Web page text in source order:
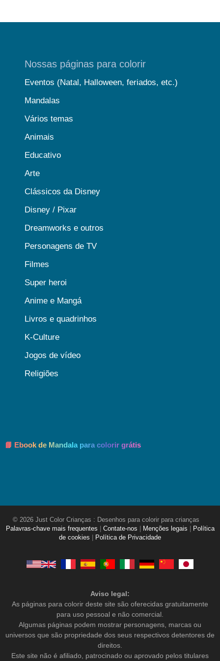
Nossas páginas para colorir
Eventos (Natal, Halloween, feriados, etc.)
Mandalas
Vários temas
Animais
Educativo
Arte
Clássicos da Disney
Disney / Pixar
Dreamworks e outros
Personagens de TV
Filmes
Super heroi
Anime e Mangá
Livros e quadrinhos
K-Culture
Jogos de vídeo
Religiões
📘 Ebook de Mandala para colorir grátis
© 2026 Just Color Crianças : Desenhos para colorir para crianças
Palavras-chave mais frequentes
Contate-nos Menções legais
Política
de cookies
Política de Privacidade
Aviso legal:
As páginas para colorir deste site são oferecidas gratuitamente
para uso pessoal e não comercial.
Algumas páginas podem mostrar personagens, marcas ou
universos que são propriedade dos seus respectivos detentores de
direitos.
Este site não é afiliado, patrocinado ou aprovado pelos titulares